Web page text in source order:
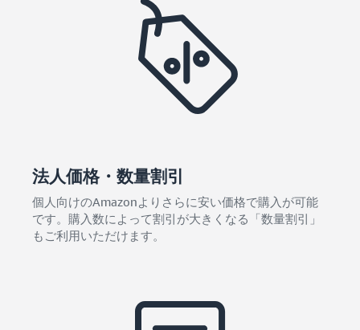
法人価格・数量割引
個人向けのAmazonよりさらに安い価格で購入が可能
です。購入数によって割引が大きくなる「数量割引」
もご利用いただけます。